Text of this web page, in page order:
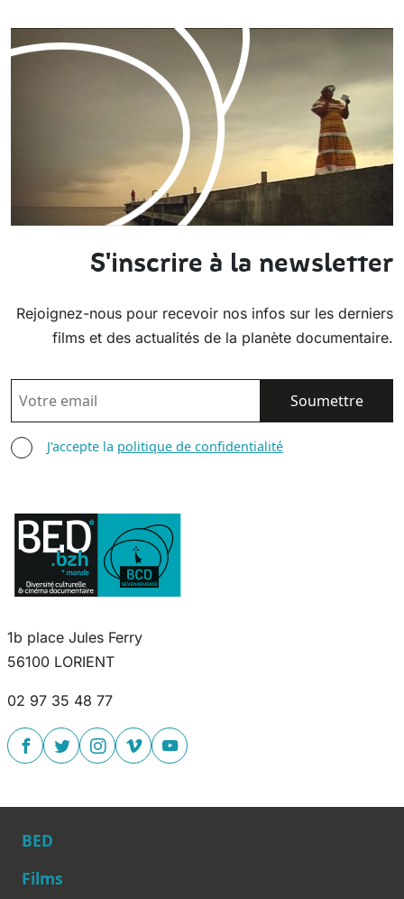
S'inscrire à la newsletter
Rejoignez-nous pour recevoir nos infos sur les derniers
films et des actualités de la planète documentaire.
EMAIL
AGREE TERMS
J'accepte la politique de confidentialité
1b place Jules Ferry
56100 LORIENT
02 97 35 48 77
BED
Films